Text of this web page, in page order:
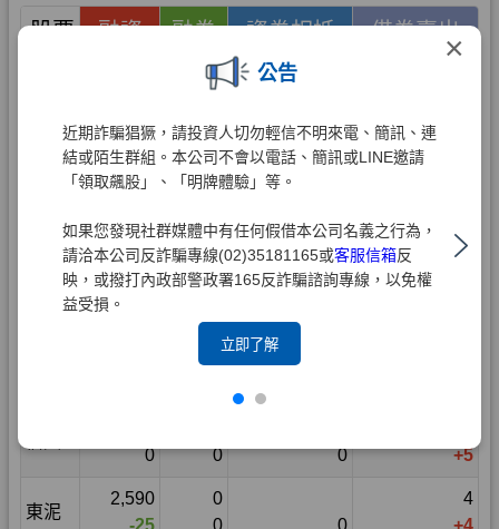
×
公告
近期詐騙猖獗，請投資人切勿輕信不明來電、簡訊、連
結或陌生群組。本公司不會以電話、簡訊或LINE邀請
「領取飆股」、「明牌體驗」等。
如果您發現社群媒體中有任何假借本公司名義之行為，
請洽本公司反詐騙專線(02)35181165或客服信箱反
映，或撥打內政部警政署165反詐騙諮詢專線，以免權
益受損。
立即了解